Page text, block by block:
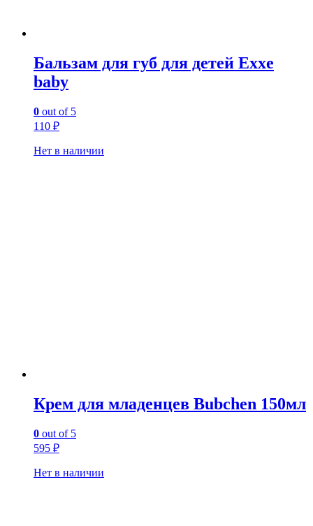
Бальзам для губ для детей Exxe
baby
0 out of 5
110 ₽
Нет в наличии
Крем для младенцев Bubchen 150мл
0 out of 5
595 ₽
Нет в наличии